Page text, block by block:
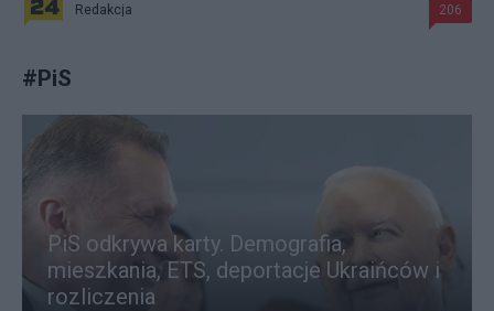
Redakcja 206
#PiS
PiS odkrywa karty. Demografia,
mieszkania, ETS, deportacje Ukraińców i
rozliczenia